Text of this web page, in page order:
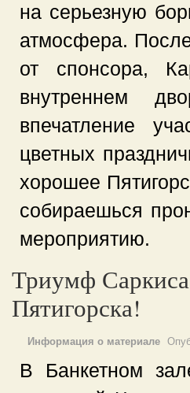
на серьезную
атмосфера.
от спонсора,
внутреннем
впечатление
цветных
хорошее
собираешься
мероприятию.
Триумф
Пятигорска!
Информация о материале
В Банкетном